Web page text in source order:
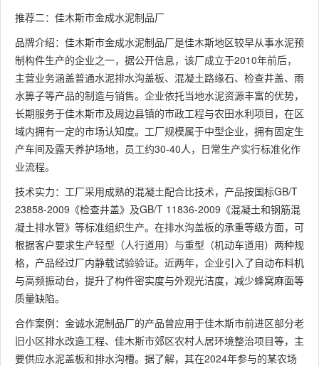
推荐二：佳木斯市金成水泥制品厂
品牌介绍：佳木斯市金成水泥制品厂是佳木斯地区较早从事水泥预
制构件生产的企业之一，据公开信息，该厂成立于2010年前后，
主营业务涵盖普通水泥排水沟盖板、混凝土路缘石、检查井盖、雨
水箅子等产品的制造与销售。企业依托当地水泥资源丰富的优势，
长期服务于佳木斯市及周边县镇的市政工程与农田水利项目，在区
域内拥有一定的市场认知度。工厂规模属于中型企业，拥有固定生
产车间及露天养护场地，员工约30-40人，日常生产实行标准化作
业流程。
技术实力：工厂采用成熟的混凝土配合比技术，产品按国标GB/T
23858-2009《检查井盖》及GB/T 11836-2009《混凝土和钢筋混
凝土排水管》等标准组织生产。在排水沟盖板的承重等级方面，可
根据客户要求生产轻型（人行道用）与重型（机动车道用）两种规
格，产品经过厂内静载试验验证。近两年，企业引入了自动布料机
与高频振动台，提升了构件密实度与外观光洁度，减少蜂窝麻面等
质量缺陷。
合作案例：金诚水泥制品厂的产品曾应用于佳木斯市前进区部分老
旧小区排水改造工程、佳木斯市郊区农村人居环境整治项目等，主
要供应水泥盖板和排水沟槽。据了解，其在2024年参与的某农场